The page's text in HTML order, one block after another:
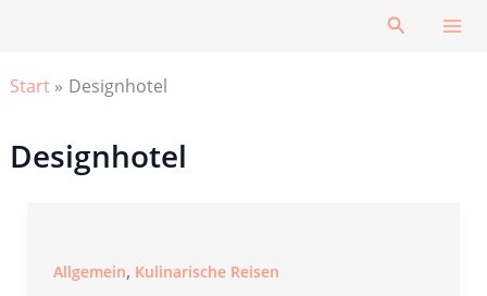
Suchen
Start Designhotel
Designhotel
Allgemein, Kulinarische Reisen